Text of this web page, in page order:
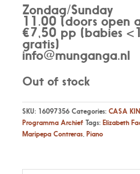
Zondag/Sunday
11.00 (doors open
€7,50 pp (babies
gratis)
info@munganga.nl
Out of stock
SKU: 16097356 Categories: CASA
Programma Archief Tags: Elizabeth
Maripepa Contreras, Piano